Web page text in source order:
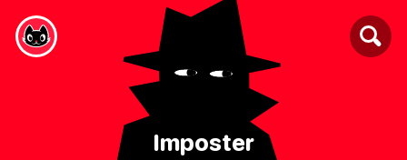
Imposter